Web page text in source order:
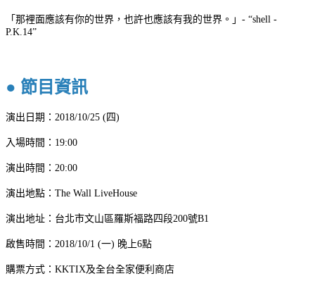
「那裡面應該有你的世界，也許也應該有我的世界。」- “shell -
P.K.14”
● 節目資訊
演出日期：2018/10/25 (四)
入場時間：19:00
演出時間：20:00
演出地點： The Wall LiveHouse
演出地址： 台北市文山區羅斯福路四段200號B1
啟售時間：2018/10/1 (一) 晚上6點
購票方式：KKTIX及全台全家便利商店